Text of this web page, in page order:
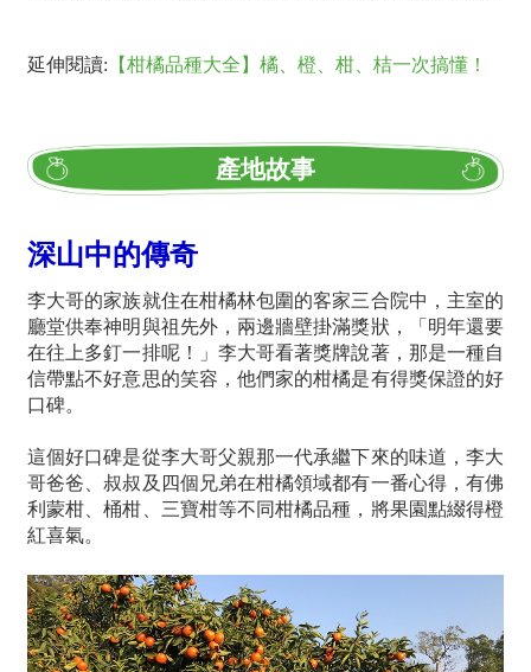
延伸閱讀: 【柑橘品種大全】橘、橙、柑、桔一次搞懂！
產地故事
深山中的傳奇
李大哥的家族就住在柑橘林包圍的客家三合院中，主室的
廳堂供奉神明與祖先外，兩邊牆壁掛滿獎狀，「明年還要
在往上多釘一排呢！」李大哥看著獎牌說著，那是一種自
信帶點不好意思的笑容，他們家的柑橘是有得獎保證的好
口碑。
這個好口碑是從李大哥父親那一代承繼下來的味道，李大
哥爸爸、叔叔及四個兄弟在柑橘領域都有一番心得，有佛
利蒙柑、桶柑、三寶柑等不同柑橘品種，將果園點綴得橙
紅喜氣。